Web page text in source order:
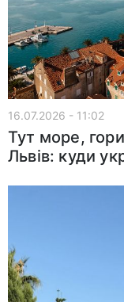
16.07.2026 - 11:02
Тут море,
Львів: куди